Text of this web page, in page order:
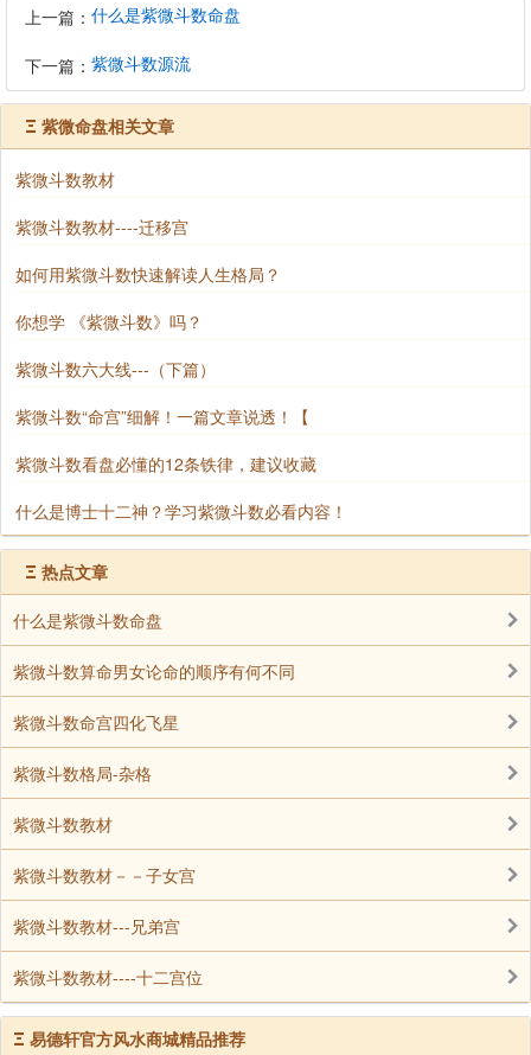
上一篇： 什么是紫微斗数命盘
下一篇： 紫微斗数源流
Ξ 紫微命盘相关文章
紫微斗数教材
紫微斗数教材----迁移宫
如何用紫微斗数快速解读人生格局？
你想学 《紫微斗数》吗？
紫微斗数六大线---（下篇）
紫微斗数“命宫”细解！一篇文章说透！【
紫微斗数看盘必懂的12条铁律，建议收藏
什么是博士十二神？学习紫微斗数必看内容！
Ξ 热点文章
什么是紫微斗数命盘
紫微斗数算命男女论命的顺序有何不同
紫微斗数命宫四化飞星
紫微斗数格局-杂格
紫微斗数教材
紫微斗数教材－－子女宫
紫微斗数教材---兄弟宫
紫微斗数教材----十二宫位
Ξ 易德轩官方风水商城精品推荐